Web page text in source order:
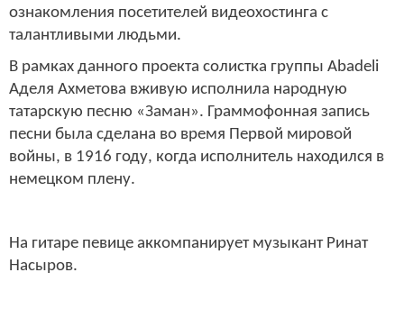
ознакомления посетителей видеохостинга с
талантливыми людьми.
В рамках данного проекта солистка группы Abadeli
Аделя Ахметова вживую исполнила народную
татарскую песню «Заман». Граммофонная запись
песни была сделана во время Первой мировой
войны, в 1916 году, когда исполнитель находился в
немецком плену.
На гитаре певице аккомпанирует музыкант Ринат
Насыров.